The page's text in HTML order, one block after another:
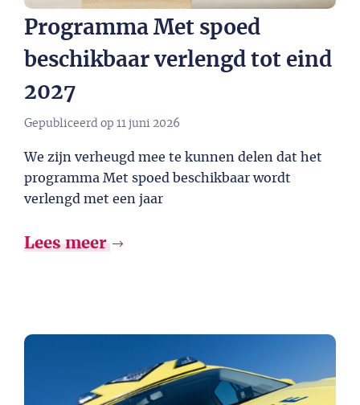
Programma Met spoed
beschikbaar verlengd tot eind
2027​
Gepubliceerd op 11 juni 2026
We zijn verheugd mee te kunnen delen dat het
programma Met spoed beschikbaar wordt
verlengd met een jaar
Lees meer